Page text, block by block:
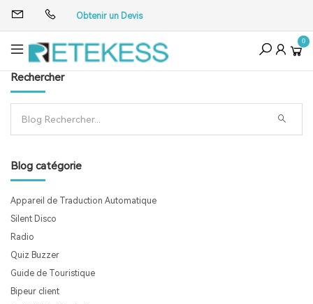
Obtenir un Devis
0
Rechercher
Blog catégorie
Appareil de Traduction Automatique
Silent Disco
Radio
Quiz Buzzer
Guide de Touristique
Bipeur client